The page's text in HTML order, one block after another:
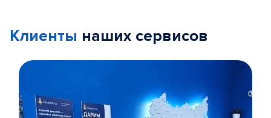
Клиенты наших сервисов